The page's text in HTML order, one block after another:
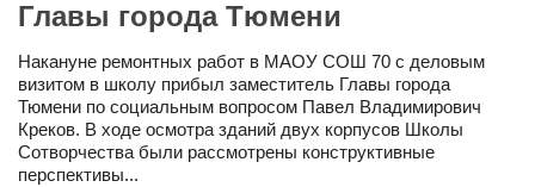
Главы города Тюмени
Накануне ремонтных работ в МАОУ СОШ 70 с деловым
визитом в школу прибыл заместитель Главы города
Тюмени по социальным вопросом Павел Владимирович
Креков. В ходе осмотра зданий двух корпусов Школы
Сотворчества были рассмотрены конструктивные
перспективы...